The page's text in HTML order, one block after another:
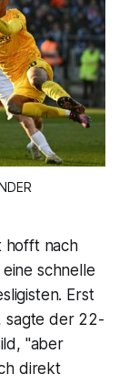
hofft nach
schnelle
Erst
sagte der 22-
"aber
direkt